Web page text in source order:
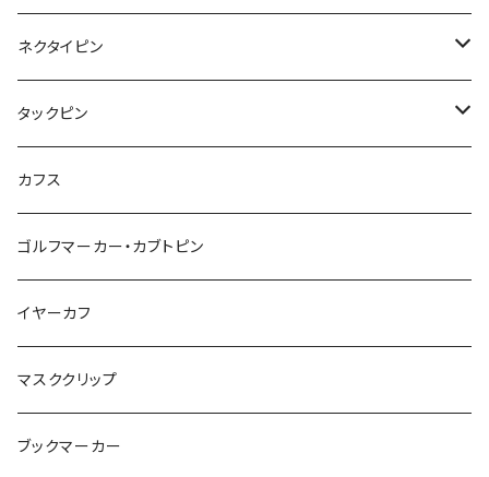
マーブル
カメオ
星
鳥
マーブル
こいのぼり
てんとう虫
鳥
食品
ハロウィン
カモフラージュ
square
天使
リボン
Bubble
ブタ
フルーツ
アイスクリーム
マーブル
音楽
カメオ
ハート
モザイク
羊
牛
カメ
イルカ
カエル
月
惑星
星
こいのぼり
カメラ
音楽
バイオリン
ピアノ
カメオ
バルーン
マーメイド
ハート
アルファベット
ハロウィン
紐
鳥
バルーン
マーブル
マーブル
鳥
星
アルファベット
ハロウィン
カメオ
2トーン
ネクタイピン
結び
スクエア
タックピン
結び
カフス
ゴルフマーカー・カブトピン
イヤーカフ
マスククリップ
ブックマーカー